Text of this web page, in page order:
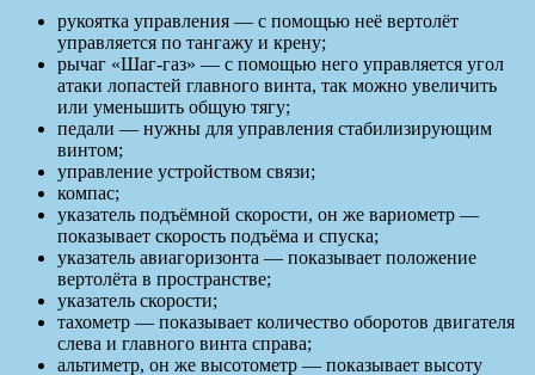
рукоятка управления — с помощью неё вертолёт
управляется по тангажу и крену;
рычаг «Шаг-газ» — с помощью него управляется угол
атаки лопастей главного винта, так можно увеличить
или уменьшить общую тягу;
педали — нужны для управления стабилизирующим
винтом;
управление устройством связи;
компас;
указатель подъёмной скорости, он же вариометр —
показывает скорость подъёма и спуска;
указатель авиагоризонта — показывает положение
вертолёта в пространстве;
указатель скорости;
тахометр — показывает количество оборотов двигателя
слева и главного винта справа;
альтиметр, он же высотометр — показывает высоту